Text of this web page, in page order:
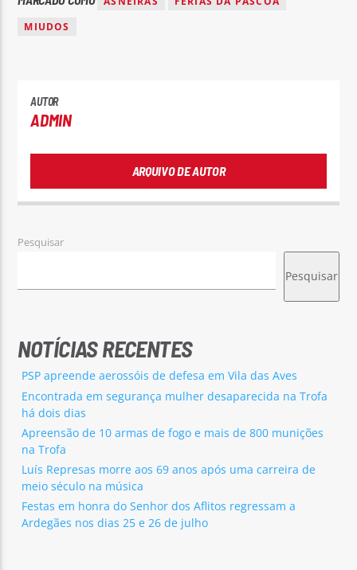
MIUDOS
AUTOR
ADMIN
ARQUIVO DE AUTOR
Pesquisar
Pesquisar
NOTÍCIAS RECENTES
PSP apreende aerossóis de defesa em Vila das Aves
Encontrada em segurança mulher desaparecida na Trofa
há dois dias
Apreensão de 10 armas de fogo e mais de 800 munições
na Trofa
Luís Represas morre aos 69 anos após uma carreira de
meio século na música
Festas em honra do Senhor dos Aflitos regressam a
Ardegães nos dias 25 e 26 de julho